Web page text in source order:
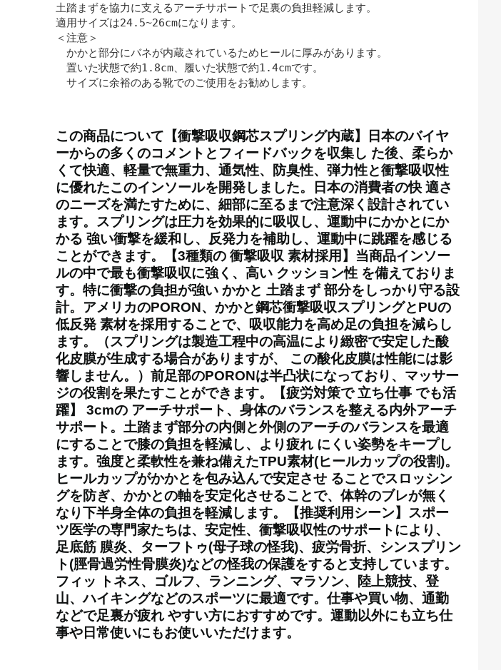
土踏まずを協力に支えるアーチサポートで足裏の負担軽減します。
適用サイズは24.5~26cmになります。
＜注意＞
かかと部分にバネが内蔵されているためヒールに厚みがあります。
置いた状態で約1.8cm、履いた状態で約1.4cmです。
サイズに余裕のある靴でのご使用をお勧めします。
この商品について 【衝撃吸収鋼芯スプリング内蔵】日本のバイヤ
ーからの多くのコメントとフィードバックを収集し た後、柔らか
くて快適、軽量で無重力、通気性、防臭性、弾力性と衝撃吸収性
に優れたこのインソールを開発しました。日本の消費者の快 適さ
のニーズを満たすために、細部に至るまで注意深く設計されてい
ます。スプリングは圧力を効果的に吸収し、運動中にかかとにか
かる 強い衝撃を緩和し、反発力を補助し、運動中に跳躍を感じる
ことができます。
【3種類の 衝撃吸収 素材採用】当商品インソー
ルの中で最も衝撃吸収に強く、高い クッション性 を備えておりま
す。特に衝撃の負担が強い かかと 土踏まず 部分をしっかり守る設
計。アメリカのPORON、かかと鋼芯衝撃吸収スプリングとPUの
低反発 素材を採用することで、吸収能力を高め足の負担を減らし
ます。（スプリングは製造工程中の高温により緻密で安定した酸
化皮膜が生成する場合がありますが、 この酸化皮膜は性能には影
響しません。）前足部のPORONは半凸状になっており、マッサー
ジの役割を果たすことができます。
【疲労対策で 立ち仕事 でも活
躍】 3cmの アーチサポート、身体のバランスを整える内外アーチ
サポート。土踏まず部分の内側と外側のアーチのバランスを最適
にすることで膝の負担を軽減し、より疲れ にくい姿勢をキープし
ます。強度と柔軟性を兼ね備えたTPU素材(ヒールカップの役割)。
ヒールカップがかかとを包み込んで安定させ ることでスロッシン
グを防ぎ、かかとの軸を安定化させることで、体幹のブレが無く
なり下半身全体の負担を軽減します。
【推奨利用シーン】スポー
ツ医学の専門家たちは、安定性、衝撃吸収性のサポートにより、
足底筋 膜炎、ターフトゥ(母子球の怪我)、疲労骨折、シンスプリン
ト(脛骨過労性骨膜炎)などの怪我の保護をすると支持しています。
フィッ トネス、ゴルフ、ランニング、マラソン、陸上競技、登
山、ハイキングなどのスポーツに最適です。仕事や買い物、通勤
などで足裏が疲れ やすい方におすすめです。運動以外にも立ち仕
事や日常使いにもお使いいただけます。